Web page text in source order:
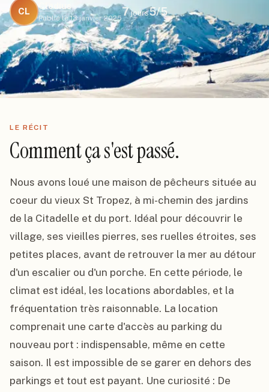
CL
Clodius
Publié le 13 janvier 2025
7jours5/5
LE RÉCIT
Comment ça s'est passé.
Nous avons loué une maison de pêcheurs située au
coeur du vieux St Tropez, à mi-chemin des jardins
de la Citadelle et du port. Idéal pour découvrir le
village, ses vieilles pierres, ses ruelles étroites, ses
petites places, avant de retrouver la mer au détour
d'un escalier ou d'un porche. En cette période, le
climat est idéal, les locations abordables, et la
fréquentation très raisonnable. La location
comprenait une carte d'accès au parking du
nouveau port : indispensable, même en cette
saison. Il est impossible de se garer en dehors des
parkings et tout est payant. Une curiosité : De